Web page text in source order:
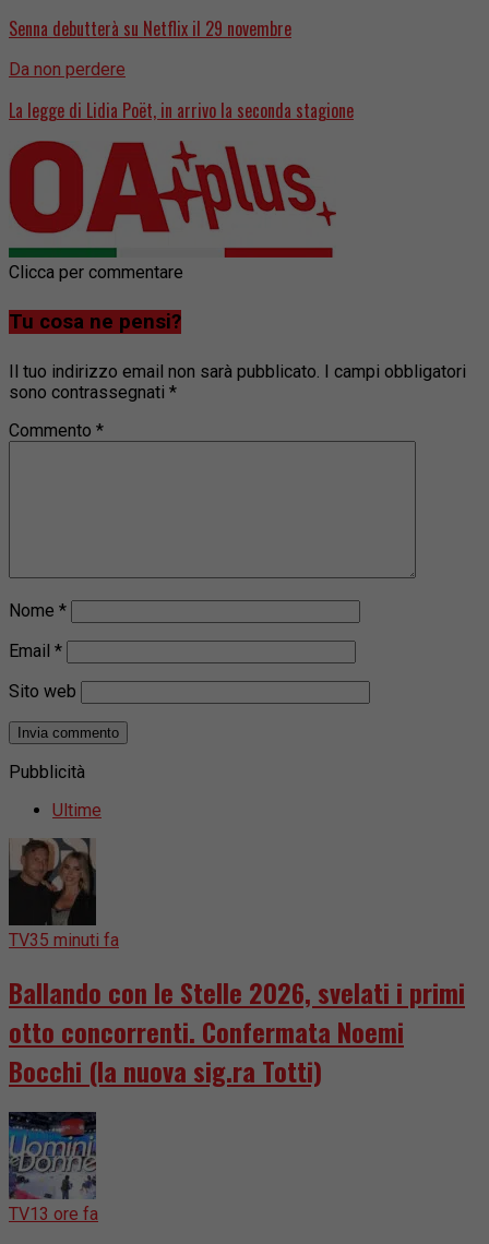
Senna debutterà su Netflix il 29 novembre
Da non perdere
La legge di Lidia Poët, in arrivo la seconda stagione
Clicca per commentare
Tu cosa ne pensi?
Il tuo indirizzo email non sarà pubblicato.
I campi obbligatori
sono contrassegnati *
Commento *
Nome *
Email *
Sito web
Pubblicità
Ultime
TV35 minuti fa
Ballando con le Stelle 2026, svelati i primi
otto concorrenti. Confermata Noemi
Bocchi (la nuova sig.ra Totti)
TV13 ore fa